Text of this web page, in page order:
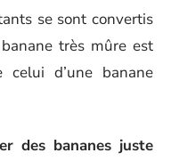
se sont convertis
banane très mûre est
celui d’une banane
des bananes juste